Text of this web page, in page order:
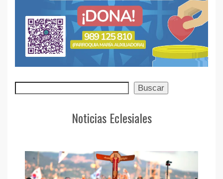
Buscar Buscar
Noticias Eclesiales